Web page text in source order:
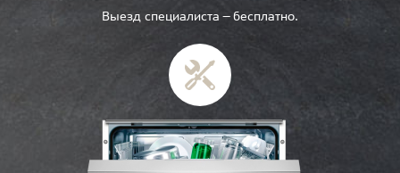
Выезд специалиста — бесплатно.